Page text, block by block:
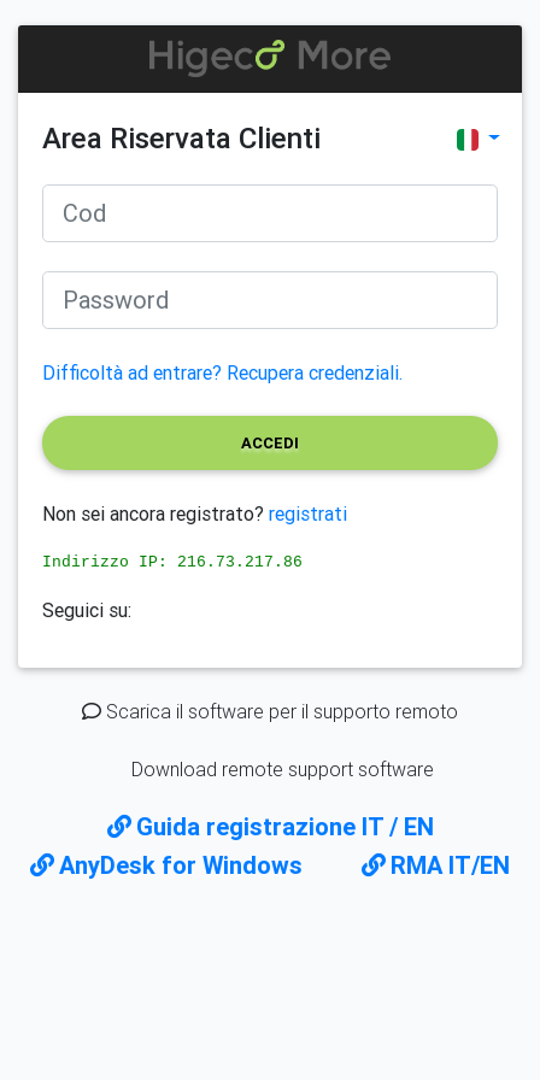
Area Riservata Clienti
Difficoltà ad entrare? Recupera credenziali.
ACCEDI
Non sei ancora registrato? registrati
Indirizzo IP: 216.73.217.86
Seguici su:
Scarica il software per il supporto remoto
Download remote support software
Guida registrazione IT / EN
AnyDesk for Windows
RMA IT/EN